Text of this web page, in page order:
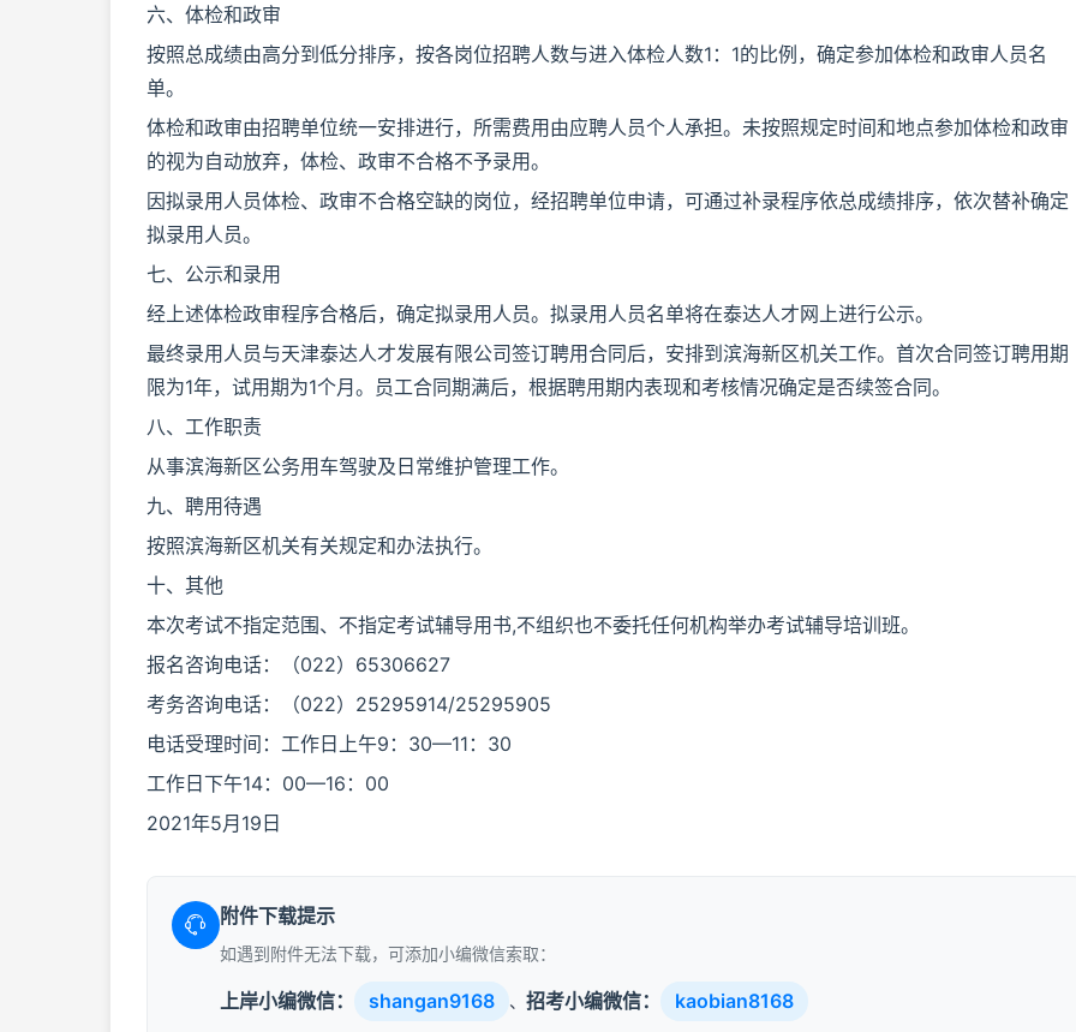
六、体检和政审
按照总成绩由高分到低分排序，按各岗位招聘人数与进入体检人数1：1的比例，确定参加体检和政审人员名
单。
体检和政审由招聘单位统一安排进行，所需费用由应聘人员个人承担。未按照规定时间和地点参加体检和政审
的视为自动放弃，体检、政审不合格不予录用。
因拟录用人员体检、政审不合格空缺的岗位，经招聘单位申请，可通过补录程序依总成绩排序，依次替补确定
拟录用人员。
七、公示和录用
经上述体检政审程序合格后，确定拟录用人员。拟录用人员名单将在泰达人才网上进行公示。
最终录用人员与天津泰达人才发展有限公司签订聘用合同后，安排到滨海新区机关工作。首次合同签订聘用期
限为1年，试用期为1个月。员工合同期满后，根据聘用期内表现和考核情况确定是否续签合同。
八、工作职责
从事滨海新区公务用车驾驶及日常维护管理工作。
九、聘用待遇
按照滨海新区机关有关规定和办法执行。
十、其他
本次考试不指定范围、不指定考试辅导用书,不组织也不委托任何机构举办考试辅导培训班。
报名咨询电话：（022）65306627
考务咨询电话：（022）25295914/25295905
电话受理时间：工作日上午9：30—11：30
工作日下午14：00—16：00
2021年5月19日
附件下载提示
如遇到附件无法下载，可添加小编微信索取：
上岸小编微信： shangan9168 、 招考小编微信： kaobian8168